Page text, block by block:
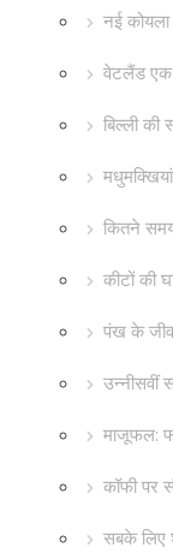
नई
वेटलैंड एक
बिल्ली की
कितने समय
कीटों की
पंख के
उन्नीसवीं
माजूफल:
कॉफी पर
सबके लिए